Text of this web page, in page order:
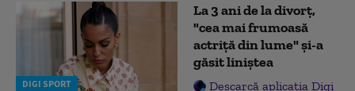
DIGI SPORT
La 3 ani de la divorț,
"cea mai frumoasă
actriță din lume" și-a
găsit liniștea
Descarcă aplicația Digi